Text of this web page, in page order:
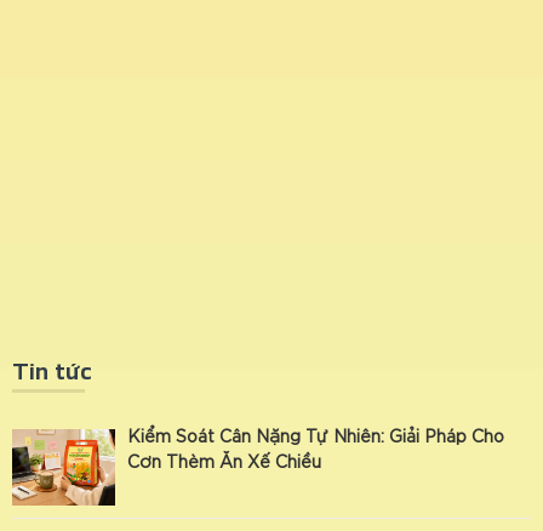
Tin tức
Kiểm Soát Cân Nặng Tự Nhiên: Giải Pháp Cho
Cơn Thèm Ăn Xế Chiều